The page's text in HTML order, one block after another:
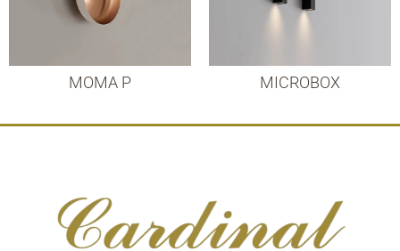
MOMA P MICROBOX